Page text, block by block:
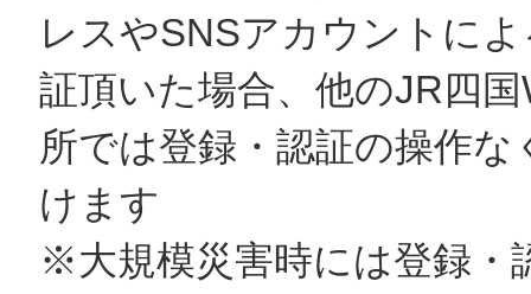
レスやSNSアカウントに
証頂いた場合、他のJR四
所では登録・認証の操作な
けます
※大規模災害時には登録・